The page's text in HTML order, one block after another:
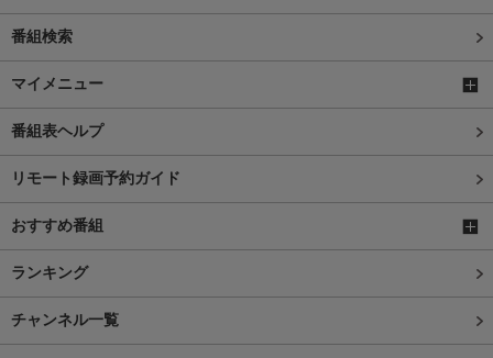
番組検索
マイメニュー
番組表ヘルプ
リモート録画予約ガイド
おすすめ番組
ランキング
チャンネル一覧